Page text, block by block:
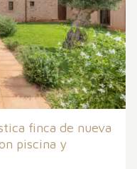
finca de nueva
piscina y